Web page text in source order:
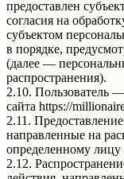
предоставлен
согласия на
субъектом
в порядке,
(далее —
распространения).
2.10. Пользователь
сайта https://
2.11.
направленные на
определенному
2.12.